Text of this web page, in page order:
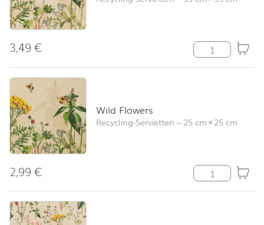
3,49€ Wild Flowers
Wild Flowers
Recycling-Servietten –25 cm×25 cm
2,99€ Wild Flowers